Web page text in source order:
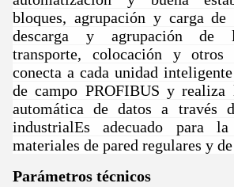
bloques, agrupación y carga
descarga y agrupación de
transporte, colocación y otros
conecta a cada unidad
de campo PROFIBUS y realiza
automática de datos a través
industrialEs adecuado para
materiales de pared regulares y
Parámetros técnicos